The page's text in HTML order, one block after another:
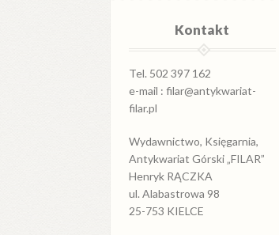
Kontakt
Tel. 502 397 162
e-mail : filar@antykwariat-
filar.pl
Wydawnictwo, Księgarnia,
Antykwariat Górski „FILAR”
Henryk RĄCZKA
ul. Alabastrowa 98
25-753 KIELCE